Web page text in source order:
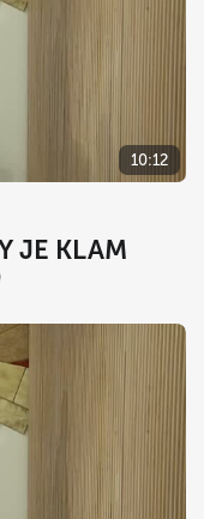
10:12
JE KLAM